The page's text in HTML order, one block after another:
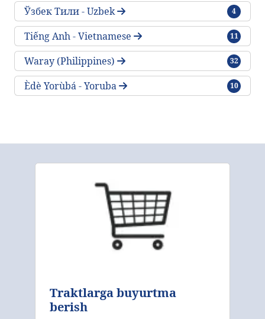
Ўзбек Тили - Uzbek 4
traktlar
Tiếng Anh - Vietnamese 11
traktlar
Waray (Philippines) 32
traktlar
Èdè Yorùbá - Yoruba 10
traktlar
Traktlarga buyurtma
berish